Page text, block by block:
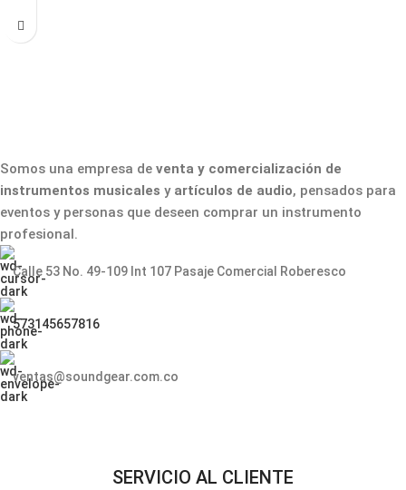
todo el poder y las herramientas
transmisión de audio Bluetooth,
USB con grabador / reproductor
integrado capaz de grabar
archivos MP3 directamente en
unidades flash USB. Puede
reproducir archivos MP3 como
pistas de acompañamiento o
reproducir música de fondo
durante los descansos en vivo.
Somos una empresa de venta y comercialización de
instrumentos musicales yartículos de audio, pensados para
eventos y personas que deseen comprar un instrumento
profesional.
Calle 53 No. 49-109 Int 107 Pasaje Comercial Roberesco
573145657816
ventas@soundgear.com.co
SERVICIO AL CLIENTE